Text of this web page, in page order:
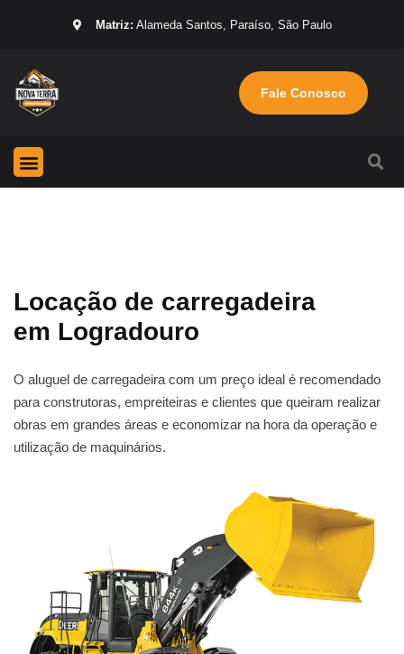
Matriz: Alameda Santos, Paraíso, São Paulo
Fale Conosco
Locação de carregadeira
em Logradouro
O aluguel de carregadeira com um preço ideal é recomendado
para construtoras, empreiteiras e clientes que queiram realizar
obras em grandes áreas e economizar na hora da operação e
utilização de maquinários.